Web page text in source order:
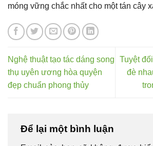
móng vững chắc nhất cho một tán cây
Nghệ thuật tạo tác dáng song
thụ uyên ương hòa quyện
đẹp chuẩn phong thủy
Tuyệt
đè
Để lại một bình luận